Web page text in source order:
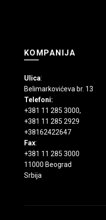
KOMPANIJA
Ulica:
Belimarkovićeva br. 13
Telefoni:
+381 11 285 3000,
+381 11 285 2929
+38162422647
Fax:
+381 11 285 3000
11000 Beograd
Srbija